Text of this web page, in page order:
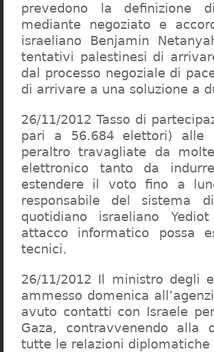
prevedono la definizione
mediante negoziato e
israeliano Benjamin
tentativi palestinesi di
dal processo negoziale di
di arrivare a una soluzione a
26/11/2012 Tasso di
pari a 56.684 elettori) alle
peraltro travagliate da
elettronico tanto da
estendere il voto fino a
responsabile del sistema
quotidiano israeliano
attacco informatico possa
tecnici.
26/11/2012 Il ministro degli
ammesso domenica
avuto contatti con Israele
Gaza, contravvenendo alla
tutte le relazioni diplomatiche